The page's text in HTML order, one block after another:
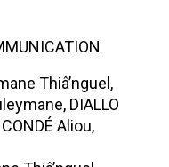
Thiâ’nguel,
DIALLO
Aliou,